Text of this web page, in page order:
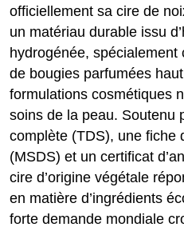
officiellement sa cire de
un matériau durable issu
hydrogénée,
de bougies parfumées
formulations cosmétiques
soins de la peau. Soutenu
complète (TDS), une fiche
(MSDS) et un certificat
cire d’origine végétale
en matière d’ingrédients
forte demande mondiale